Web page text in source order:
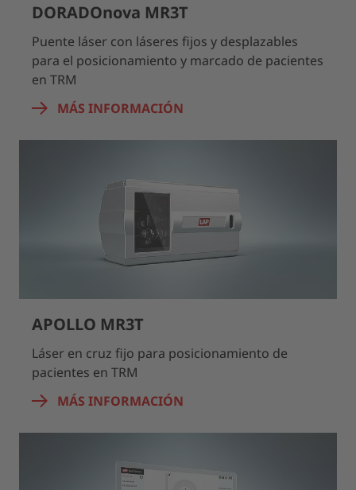
DORADOnova MR3T
Puente láser con láseres fijos y desplazables
para el posicionamiento y marcado de pacientes
en TRM
MÁS INFORMACIÓN
APOLLO MR3T
Láser en cruz fijo para posicionamiento de
pacientes en TRM
MÁS INFORMACIÓN